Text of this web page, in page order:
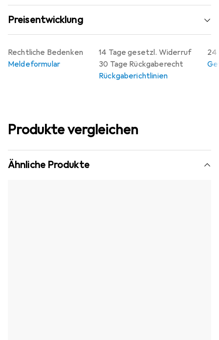
Preisentwicklung
14 Tage gesetzl. Widerruf
30 Tage Rückgaberecht
Rückgaberichtlinien
24
Rechtliche Bedenken
Meldeformular
Produkte vergleichen
Ähnliche Produkte